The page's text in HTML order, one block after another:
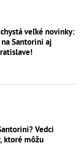
veľké novinky:
Santorini aj
Vedci
ktoré môžu